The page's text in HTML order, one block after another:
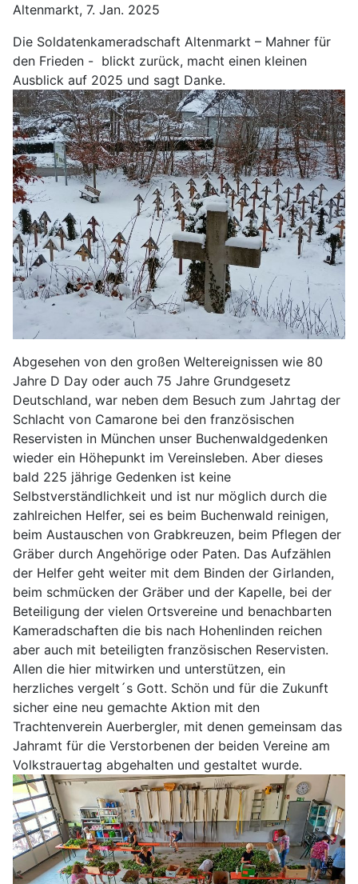
Altenmarkt, 7. Jan. 2025
Die Soldatenkameradschaft Altenmarkt – Mahner für
den Frieden - blickt zurück, macht einen kleinen
Ausblick auf 2025 und sagt Danke.
Abgesehen von den großen Weltereignissen wie 80
Jahre D Day oder auch 75 Jahre Grundgesetz
Deutschland, war neben dem Besuch zum Jahrtag der
Schlacht von Camarone bei den französischen
Reservisten in München unser Buchenwaldgedenken
wieder ein Höhepunkt im Vereinsleben. Aber dieses
bald 225 jährige Gedenken ist keine
Selbstverständlichkeit und ist nur möglich durch die
zahlreichen Helfer, sei es beim Buchenwald reinigen,
beim Austauschen von Grabkreuzen, beim Pflegen der
Gräber durch Angehörige oder Paten. Das Aufzählen
der Helfer geht weiter mit dem Binden der Girlanden,
beim schmücken der Gräber und der Kapelle, bei der
Beteiligung der vielen Ortsvereine und benachbarten
Kameradschaften die bis nach Hohenlinden reichen
aber auch mit beteiligten französischen Reservisten.
Allen die hier mitwirken und unterstützen, ein
herzliches vergelt´s Gott. Schön und für die Zukunft
sicher eine neu gemachte Aktion mit den
Trachtenverein Auerbergler, mit denen gemeinsam das
Jahramt für die Verstorbenen der beiden Vereine am
Volkstrauertag abgehalten und gestaltet wurde.